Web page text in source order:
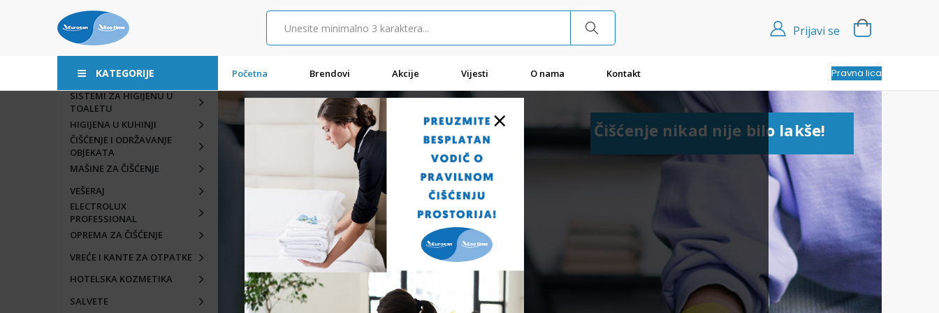
Prijavi se
KATEGORIJE Početna Brendovi Akcije Vijesti O nama Kontakt Pravna lica
SISTEMI ZA HIGIJENU U
TOALETU
HIGIJENA U KUHINJI
ČIŠĆENJE I ODRŽAVANJE
OBJEKATA
MAŠINE ZA ČIŠĆENJE
VEŠERAJ
ELECTROLUX
PROFESSIONAL
OPREMA ZA ČIŠĆENJE
VREĆE I KANTE ZA OTPATKE
HOTELSKA KOZMETIKA
SALVETE
× Čišćenje nikad nije bilo lakše!